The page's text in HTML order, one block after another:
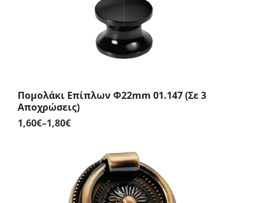
Πομολάκι Επίπλων Φ22mm 01.147 (Σε 3
Αποχρώσεις)
1,60€–1,80€Price
through
1,80€